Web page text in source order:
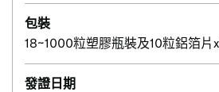
包裝
18~1000粒塑膠瓶裝及10粒鋁箔片
發證日期